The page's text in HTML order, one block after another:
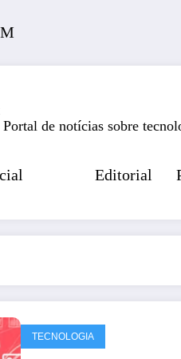
Portal de notícias sobre
Editorial
TECNOLOGIA